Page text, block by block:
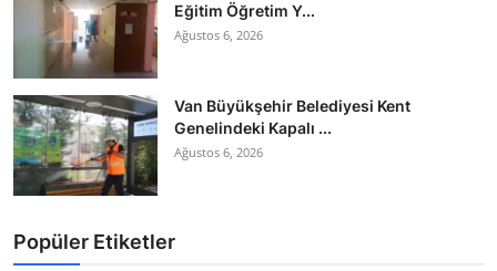
Eğitim Öğretim Y...
Ağustos 6, 2026
Van Büyükşehir Belediyesi Kent
Genelindeki Kapalı ...
Ağustos 6, 2026
Popüler Etiketler